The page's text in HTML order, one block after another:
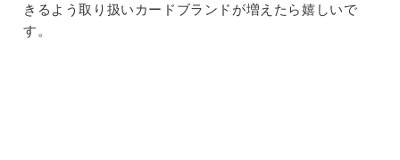
きるよう取り扱いカードブランドが増えたら嬉しいで
す。